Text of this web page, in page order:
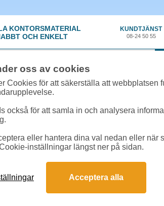
KONTORSMATERIAL
OCH ENKELT
KUNDTJÄNST
08-24 50 55
Förbrukning»Toner kompatibla» Toner NO
Toner
Miljö
täckning.
oss av cookies
Cookies för att säkerställa att webbplatsen
också för att samla in och analysera
eller hantera dina val nedan eller när
inställningar längst ner på sidan.
Acceptera alla